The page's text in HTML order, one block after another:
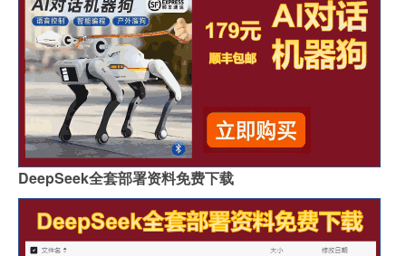
DeepSeek全套部署资料免费下载